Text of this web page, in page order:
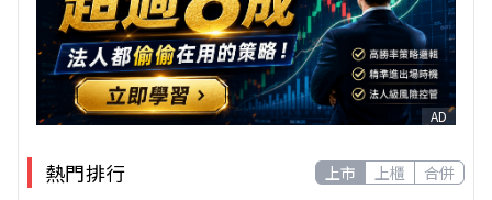
AD
熱門排行 上市 上櫃 合併